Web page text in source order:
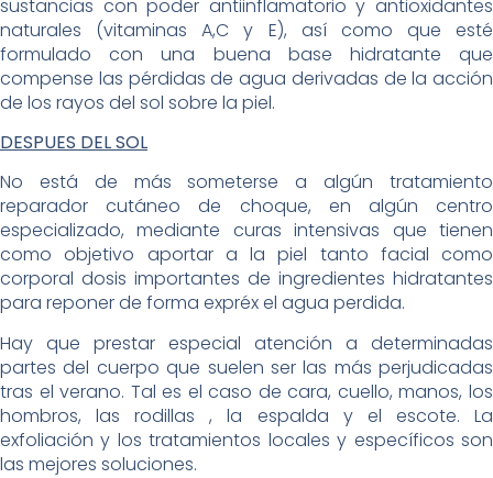
sustancias con poder antiinflamatorio y antioxidantes
naturales (vitaminas A,C y E), así como que esté
formulado con una buena base hidratante que
compense las pérdidas de agua derivadas de la acción
de los rayos del sol sobre la piel.
DESPUES DEL SOL
No está de más someterse a algún tratamiento
reparador cutáneo de choque, en algún centro
especializado, mediante curas intensivas que tienen
como objetivo aportar a la piel tanto facial como
corporal dosis importantes de ingredientes hidratantes
para reponer de forma expréx el agua perdida.
Hay que prestar especial atención a determinadas
partes del cuerpo que suelen ser las más perjudicadas
tras el verano. Tal es el caso de cara, cuello, manos, los
hombros, las rodillas , la espalda y el escote. La
exfoliación y los tratamientos locales y específicos son
las mejores soluciones.